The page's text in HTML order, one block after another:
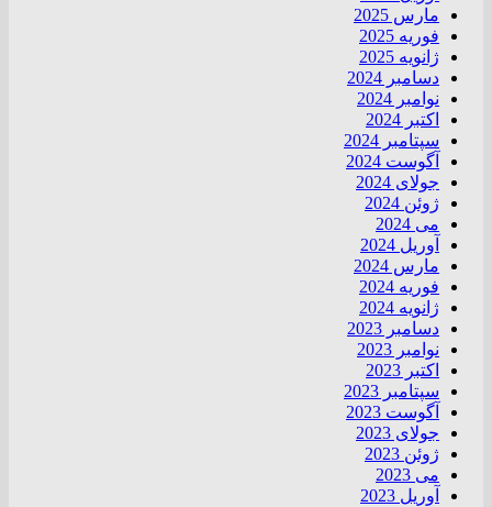
مارس 2025
فوریه 2025
ژانویه 2025
دسامبر 2024
نوامبر 2024
اکتبر 2024
سپتامبر 2024
آگوست 2024
جولای 2024
ژوئن 2024
می 2024
آوریل 2024
مارس 2024
فوریه 2024
ژانویه 2024
دسامبر 2023
نوامبر 2023
اکتبر 2023
سپتامبر 2023
آگوست 2023
جولای 2023
ژوئن 2023
می 2023
آوریل 2023